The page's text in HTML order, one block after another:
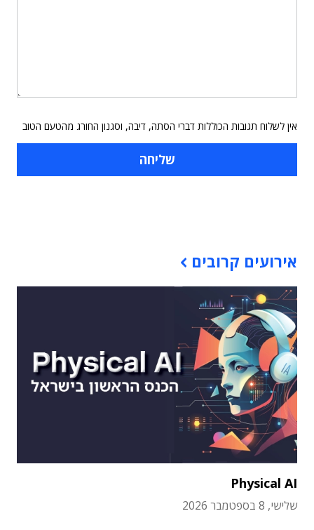
אין לשלוח תגובות הכוללות דברי הסתה, דיבה, וסגנון החורג מהטעם הטוב
אירועים קרובים
Physical AI
שלישי, 8 בספטמבר 2026